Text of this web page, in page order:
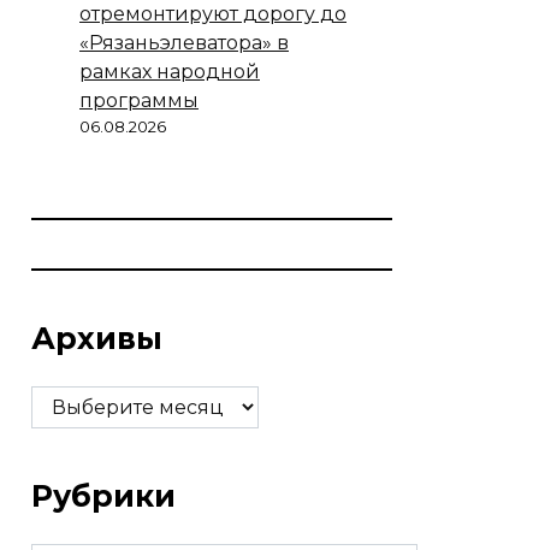
отремонтируют дорогу до
«Рязаньэлеватора» в
рамках народной
программы
06.08.2026
Архивы
Архивы
Рубрики